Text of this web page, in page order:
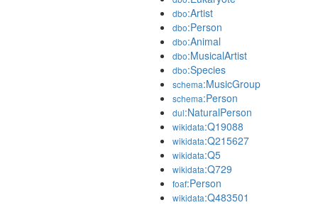
dbo:Artist
dbo:Person
dbo:Animal
dbo:MusicalArtist
dbo:Species
schema:MusicGroup
schema:Person
dul:NaturalPerson
wikidata:Q19088
wikidata:Q215627
wikidata:Q5
wikidata:Q729
foaf:Person
wikidata:Q483501